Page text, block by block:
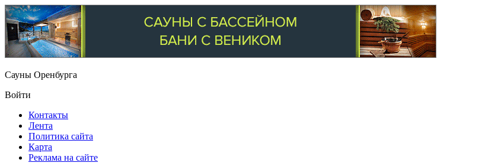
Сауны Оренбурга
Войти
Контакты
Лента
Политика сайта
Карта
Реклама на сайте